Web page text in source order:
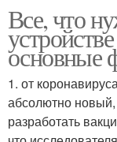
Все, что
основные
1. от
абсолютно
разработать